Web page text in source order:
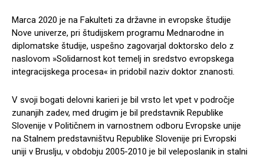
Marca 2020 je na Fakulteti za državne in evropske študije
Nove univerze, pri študijskem programu Mednarodne in
diplomatske študije, uspešno zagovarjal doktorsko delo z
naslovom »Solidarnost kot temelj in sredstvo evropskega
integracijskega procesa« in pridobil naziv doktor znanosti.
V svoji bogati delovni karieri je bil vrsto let vpet v področje
zunanjih zadev, med drugim je bil predstavnik Republike
Slovenije v Političnem in varnostnem odboru Evropske unije
na Stalnem predstavništvu Republike Slovenije pri Evropski
uniji v Bruslju, v obdobju 2005-2010 je bil veleposlanik in stalni